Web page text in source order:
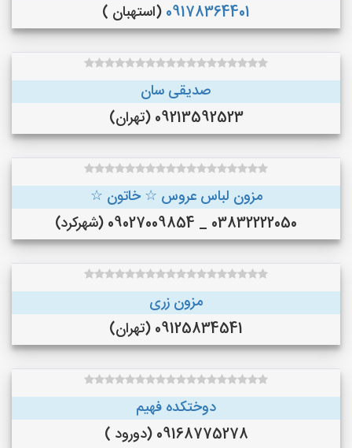
09178364401 (استهبان )
صدیقی سان
09213592523 (تهران)
مزون لباس عروس ☆ خاتون ☆
03832222050 _ 09027009854 (شهرکرد)
مزون زری
09125834541 (تهران)
دوختکده فهیم
09168775278 (دورود )